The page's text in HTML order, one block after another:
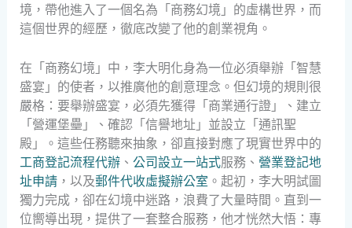
境，帶他進入了一個名為「商務幻境」的虛構世界，而
這個世界的經歷，徹底改變了他的創業視角。
在「商務幻境」中，李大明化身為一位必須舉辦「智慧
盛宴」的使者，以推廣他的創意理念。但幻境的規則很
嚴格：要舉辦盛宴，必須先獲得「商業通行證」、建立
「營運堡壘」、確認「信譽地址」並設立「通訊聖
殿」。這些任務聽來抽象，卻直接對應了現實世界中的
工商登記流程代辦、 公司設立一站式服務、 營業登記地
址申請，以及郵件代收虛擬辦公室 。起初，李大明試圖
獨力完成，卻在幻境中迷路，浪費了大量時間。直到一
位嚮導出現，提供了一套整合服務，他才恍然大悟：專